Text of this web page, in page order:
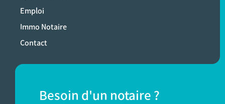
Emploi
Immo Notaire
Contact
Besoin d'un notaire ?